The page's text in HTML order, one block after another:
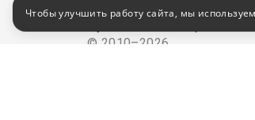
© 2010–2026
Чтобы улучшить работу сайта, мы